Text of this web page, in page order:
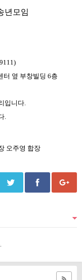
년모임
옆 부창빌딩 6층
입니다.
.
합장